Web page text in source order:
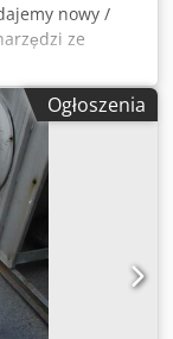
nowy /
ze
został
Akqsr
na
lub
Ogłoszenia